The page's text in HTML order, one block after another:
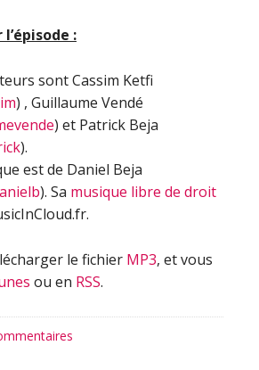
l’épisode :
sont Cassim Ketfi
) , Guillaume Vendé
) et Patrick Beja
).
est de Daniel Beja
). Sa musique libre de droit
le fichier MP3, et vous
ou en RSS.